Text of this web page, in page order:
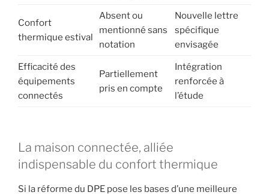
Confort
thermique estival
Absent ou
mentionné sans
notation
Nouvelle lettre
spécifique
envisagée
Efficacité des
équipements
connectés
Partiellement
pris en compte
Intégration
renforcée à
l’étude
La maison connectée, alliée
indispensable du confort thermique
Si la réforme du DPE pose les bases d’une meilleure